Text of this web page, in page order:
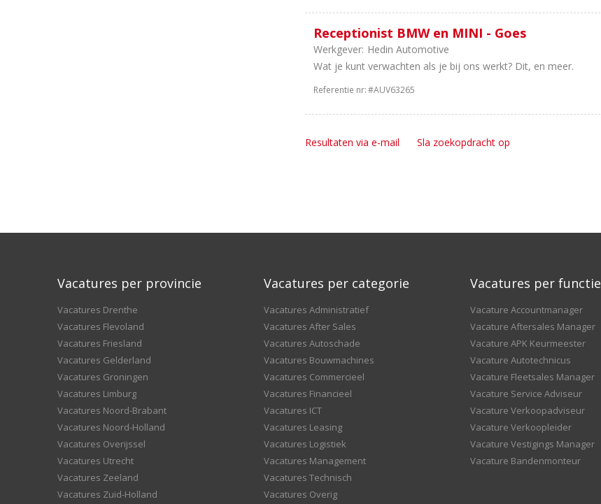
Receptionist BMW en MINI - Goes
Werkgever: Hedin Automotive
Wat je kunt verwachten als je bij ons werkt? Dit, en meer.
Referentie nr:#AUV63265
Resultaten via e-mail Sla zoekopdracht op
Vacatures per provincie
Vacatures Drenthe
Vacatures Flevoland
Vacatures Friesland
Vacatures Gelderland
Vacatures Groningen
Vacatures Limburg
Vacatures Noord-Brabant
Vacatures Noord-Holland
Vacatures Overijssel
Vacatures Utrecht
Vacatures Zeeland
Vacatures Zuid-Holland
Vacatures per categorie
Vacatures Administratief
Vacatures After Sales
Vacatures Autoschade
Vacatures Bouwmachines
Vacatures Commercieel
Vacatures Financieel
Vacatures ICT
Vacatures Leasing
Vacatures Logistiek
Vacatures Management
Vacatures Technisch
Vacatures Overig
Vacatures per functie
Vacature Accountmanager
Vacature Aftersales Manager
Vacature APK Keurmeester
Vacature Autotechnicus
Vacature Fleetsales Manager
Vacature Service Adviseur
Vacature Verkoopadviseur
Vacature Verkoopleider
Vacature Vestigings Manager
Vacature Bandenmonteur